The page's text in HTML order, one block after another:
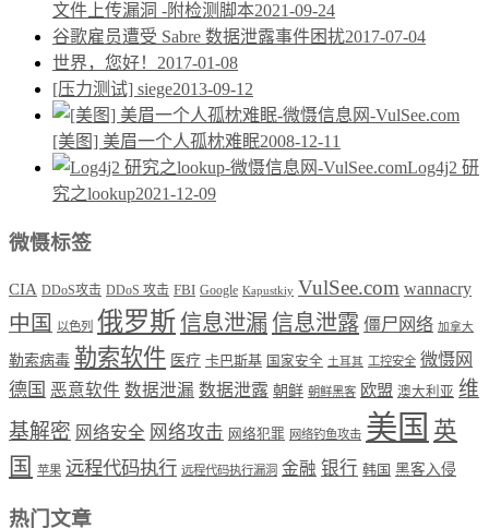
文件上传漏洞 -附检测脚本2021-09-24
谷歌雇员遭受 Sabre 数据泄露事件困扰2017-07-04
世界，您好！ 2017-01-08
[压力测试] siege2013-09-12
[美图] 美眉一个人孤枕难眠2008-12-11
Log4j2 研
究之lookup2021-12-09
微慑标签
CIA DDoS攻击 DDoS 攻击 FBI Google Kapustkiy VulSee.com wannacry
中国 以色列 俄罗斯信息泄漏信息泄露 僵尸网络 加拿大
勒索病毒 勒索软件 医疗 卡巴斯基 国家安全 土耳其 工控安全 微慑网
德国 恶意软件 数据泄漏 数据泄露 朝鲜 朝鲜黑客 欧盟 澳大利亚 维
基解密 网络安全 网络攻击 网络犯罪 网络钓鱼攻击 美国 英
国
苹果 远程代码执行 远程代码执行漏洞 金融 银行 韩国 黑客入侵
热门文章